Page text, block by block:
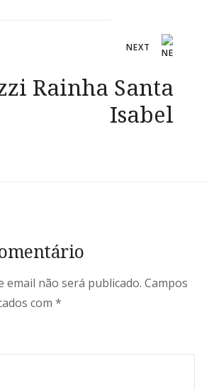
NEXT
Rainha Santa
Isabel
email não será publicado. Campos
com *